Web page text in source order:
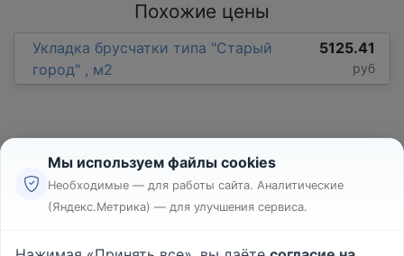
Похожие цены
Укладка брусчатки типа "Старый
город" , м2
5125.41
руб
Реклама
Мы используем файлы cookies
Необходимые — для работы сайта. Аналитические
(Яндекс.Метрика) — для улучшения сервиса.